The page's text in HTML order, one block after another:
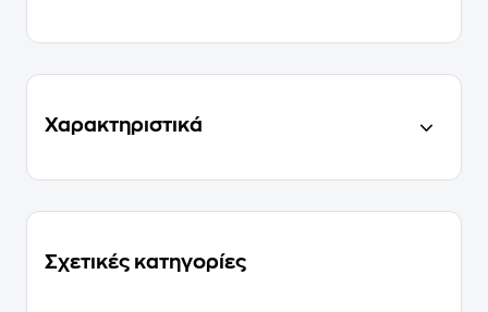
Χαρακτηριστικά
Σχετικές κατηγορίες